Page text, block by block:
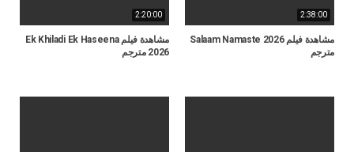
2:38:00
مشاهدة فيلم Salaam Namaste 2026
مترجم
2:20:00
مشاهدة فيلم Ek Khiladi Ek Haseena
2026 مترجم